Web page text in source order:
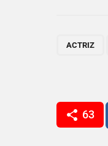
P
i
n
ACTRIZ
63